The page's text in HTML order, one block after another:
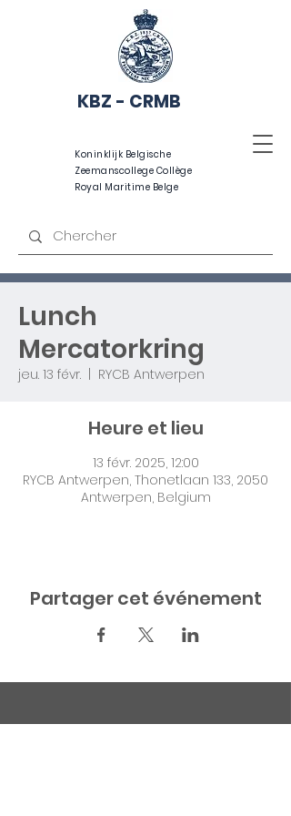
KBZ - CRMB
Koninklijk Belgische
Zeemanscollege Collège
Royal Maritime Belge
Lunch
Mercatorkring
jeu. 13 févr. RYCB Antwerpen
Heure et lieu
13 févr. 2025, 12:00
RYCB Antwerpen, Thonetlaan 133, 2050
Antwerpen, Belgium
Partager cet événement